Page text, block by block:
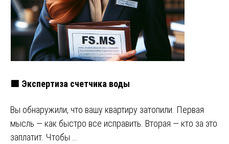
🟩 Экспертиза счетчика воды
Вы обнаружили, что вашу квартиру затопили. Первая
мысль — как быстро все исправить. Вторая — кто за это
заплатит. Чтобы …